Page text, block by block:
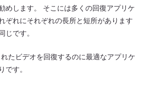
めします。 そこには多くの回復アプリケ
ぞれにそれぞれの長所と短所があります
じです。
たビデオを回復するのに最適なアプリケ
です。